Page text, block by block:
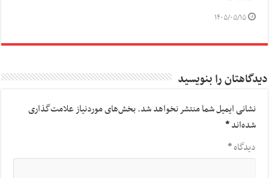
۱۴۰۵/۰۵/۱۵
دیدگاهتان را بنویسید
نشانی ایمیل شما منتشر نخواهد شد.بخش‌های موردنیاز علامت‌گذاری
شده‌اند*
دیدگاه*